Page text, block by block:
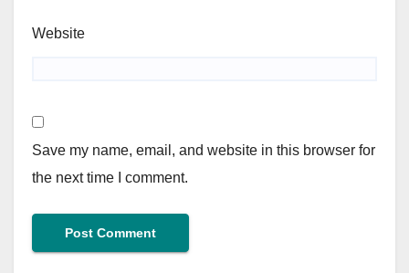
Website
Save my name, email, and website in this browser for
the next time I comment.